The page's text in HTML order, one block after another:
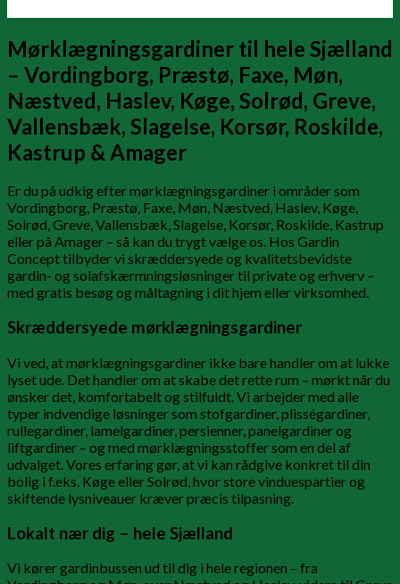
Mørklægningsgardiner til hele Sjælland
– Vordingborg, Præstø, Faxe, Møn,
Næstved, Haslev, Køge, Solrød, Greve,
Vallensbæk, Slagelse, Korsør, Roskilde,
Kastrup & Amager
Er du på udkig efter mørklægningsgardiner i områder som
Vordingborg, Præstø, Faxe, Møn, Næstved, Haslev, Køge,
Solrød, Greve, Vallensbæk, Slagelse, Korsør, Roskilde, Kastrup
eller på Amager – så kan du trygt vælge os. Hos Gardin
Concept tilbyder vi skræddersyede og kvalitetsbevidste
gardin- og solafskærmningsløsninger til private og erhverv –
med gratis besøg og måltagning i dit hjem eller virksomhed.
Skræddersyede mørklægningsgardiner
Vi ved, at mørklægningsgardiner ikke bare handler om at lukke
lyset ude. Det handler om at skabe det rette rum – mørkt når du
ønsker det, komfortabelt og stilfuldt. Vi arbejder med alle
typer indvendige løsninger som stofgardiner, plisségardiner,
rullegardiner, lamelgardiner, persienner, panelgardiner og
liftgardiner – og med mørklægningsstoffer som en del af
udvalget. Vores erfaring gør, at vi kan rådgive konkret til din
bolig i f.eks. Køge eller Solrød, hvor store vinduespartier og
skiftende lysniveauer kræver præcis tilpasning.
Lokalt nær dig – hele Sjælland
Vi kører gardinbussen ud til dig i hele regionen – fra